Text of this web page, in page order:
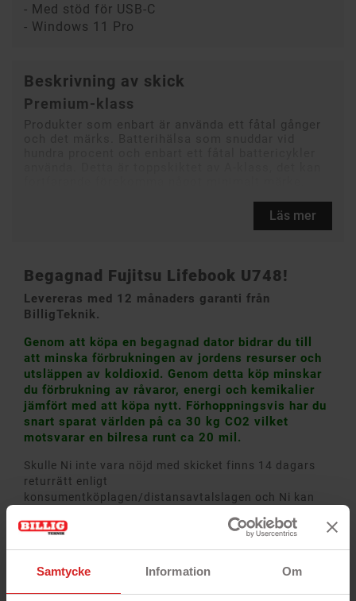
Samtycke Information Om
Begagnad Fujitsu Lifebook U748!
Levereras med 12 månaders garanti från
BilligTeknik.
Genom att köpa en begagnad dator bidrar du till
att minska förbrukningen av jordens resurser och
utsläppen av koldioxid. Genom detta köp minskar
du förbrukning av råvaror, energi och kemikalier
jämfört med att köpa nytt. Förhoppningsvis har du
snart sparat världen på ca 30 kg CO2 vilket
motsvarar en bilresa runt ca 20 mil.
Skulle Ni inte vara nöjd med skicket finns 14 dagars
returrätt enligt
konsumentköplagen/distansavtalslagen och Ni kan
Datorn fungerar felfritt och är återställd till
- Med stöd för USB-C
- Windows 11 Pro
Beskrivning av skick
Premium-klass
Produkter som enbart är använda ett fåtal gånger
Läs mer